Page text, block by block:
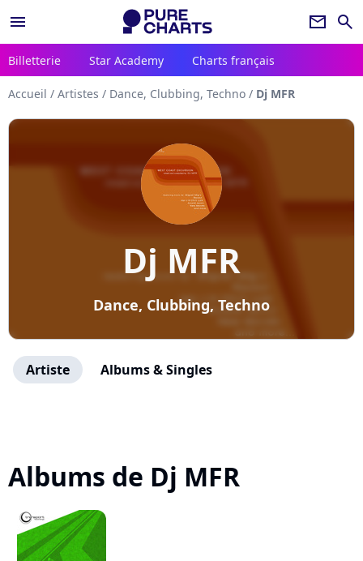
menu newsletter search
Billetterie Star Academy Charts français
Accueil / Artistes / Dance, Clubbing, Techno / Dj MFR
Dj MFR
Dance, Clubbing, Techno
Artiste Albums & Singles
Albums de Dj MFR